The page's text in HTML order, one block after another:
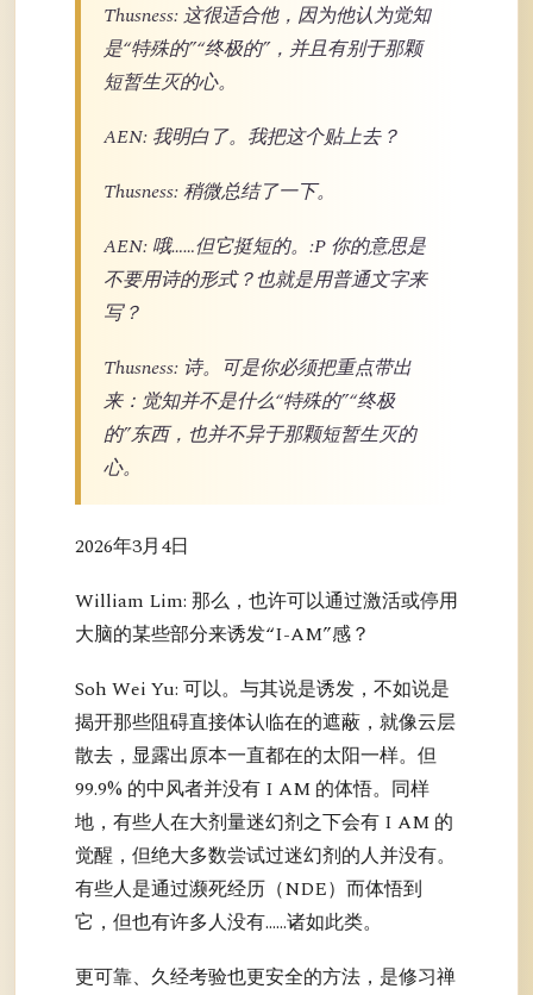
Thusness: 这很适合他，因为他认为觉知
是“特殊的”“终极的”，并且有别于那颗
短暂生灭的心。
AEN: 我明白了。我把这个贴上去？
Thusness: 稍微总结了一下。
AEN: 哦……但它挺短的。:P 你的意思是
不要用诗的形式？也就是用普通文字来
写？
Thusness: 诗。可是你必须把重点带出
来：觉知并不是什么“特殊的”“终极
的”东西，也并不异于那颗短暂生灭的
心。
2026年3月4日
William Lim: 那么，也许可以通过激活或停用
大脑的某些部分来诱发“I-AM”感？
Soh Wei Yu: 可以。与其说是诱发，不如说是
揭开那些阻碍直接体认临在的遮蔽，就像云层
散去，显露出原本一直都在的太阳一样。但
99.9% 的中风者并没有 I AM 的体悟。同样
地，有些人在大剂量迷幻剂之下会有 I AM 的
觉醒，但绝大多数尝试过迷幻剂的人并没有。
有些人是通过濒死经历（NDE）而体悟到
它，但也有许多人没有……诸如此类。
更可靠、久经考验也更安全的方法，是修习禅